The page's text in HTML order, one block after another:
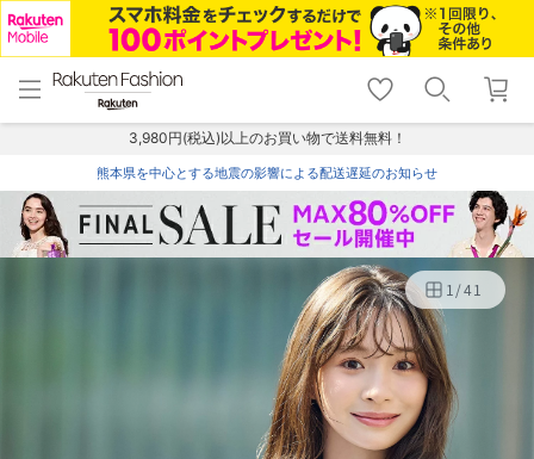
menu home
トップ
shopping_cart lock_outline
ログイン
3,980円(税込)以上のお買い物で送料無料！
熊本県を中心とする地震の影響による配送遅延のお知らせ
1/41